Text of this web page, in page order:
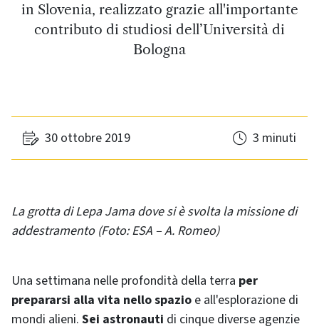
in Slovenia, realizzato grazie all'importante
contributo di studiosi dell’Università di
Bologna
30 ottobre 2019 3 minuti
La grotta di Lepa Jama dove si è svolta la missione di
addestramento (Foto: ESA – A. Romeo)
Una settimana nelle profondità della terra per
prepararsi alla vita nello spazio e all'esplorazione di
mondi alieni. Sei astronauti di cinque diverse agenzie